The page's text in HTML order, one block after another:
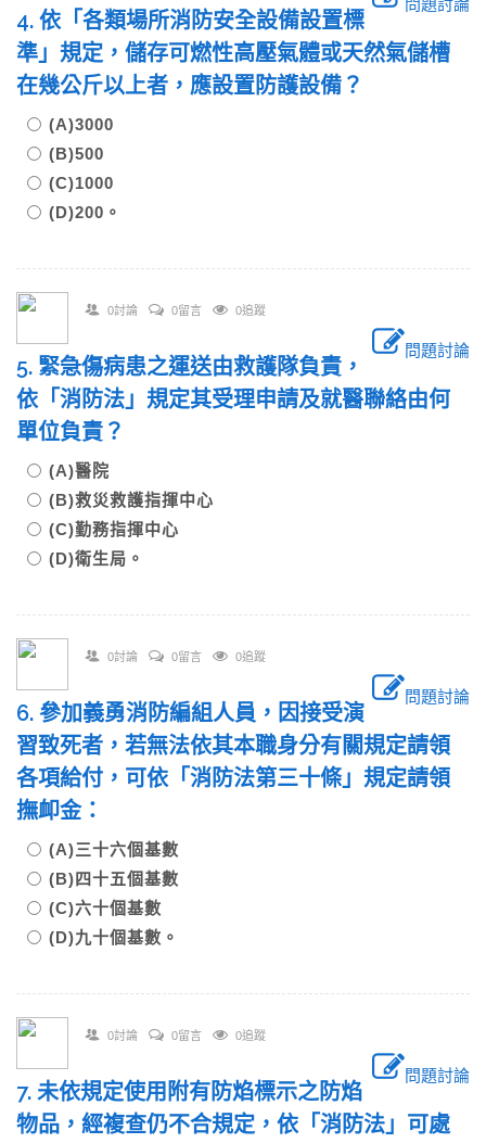
問題討論
4. 依「各類場所消防安全設備設置標
準」規定，儲存可燃性高壓氣體或天然氣儲槽
在幾公斤以上者，應設置防護設備？
(A)3000
(B)500
(C)1000
(D)200。
0討論 0留言 0追蹤
問題討論
5. 緊急傷病患之運送由救護隊負責，
依「消防法」規定其受理申請及就醫聯絡由何
單位負責？
(A)醫院
(B)救災救護指揮中心
(C)勤務指揮中心
(D)衛生局。
0討論 0留言 0追蹤
問題討論
6. 參加義勇消防編組人員，因接受演
習致死者，若無法依其本職身分有關規定請領
各項給付，可依「消防法第三十條」規定請領
撫卹金：
(A)三十六個基數
(B)四十五個基數
(C)六十個基數
(D)九十個基數。
0討論 0留言 0追蹤
問題討論
7. 未依規定使用附有防焰標示之防焰
物品，經複查仍不合規定，依「消防法」可處